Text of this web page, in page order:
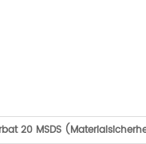
20 MSDS